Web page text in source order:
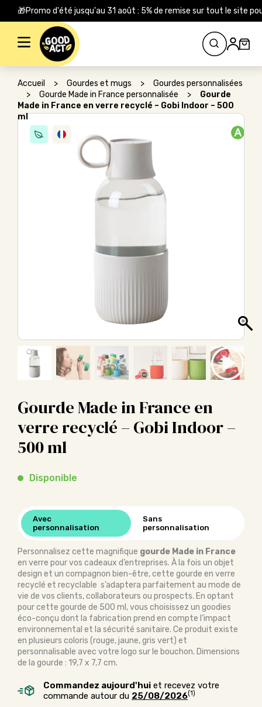
🎁Promo d'été jusqu'au 31 août : 5% de remise sur tout le site
Rechercher :
Accueil > Gourdes et mugs >
Gourdes personnalisées
>
Gourde Made in France personnalisée >
Gourde
Made in France en verre recyclé – Gobi Indoor – 500
ml
A
Gourde Made in France en
verre recyclé – Gobi Indoor –
500 ml
Disponible
Avec
personnalisation
Sans
personnalisation
Personnalisez cette magnifique gourde Made in France
en verre pour vos cadeaux d’entreprises. À la fois un objet
design et un compagnon bien-être, cette gourde en verre
recyclé et recyclable s’adaptera parfaitement au mode de
vie de vos clients, collaborateurs ou prospects. En optant
pour cette gourde de 500 ml, vous choisissez un goodies
éco-conçu dont la fabrication prend en compte l’impact
environnemental et la sécurité sanitaire. Ce produit existe
en plusieurs coloris (rouge, jaune, gris vert) et
personnalisable avec votre logo sur le bouchon. Dimensions
de la gourde : 19,7 x 7,7 cm.
Commandez aujourd'hui et recevez votre
commande autour du 25/08/2026(1)